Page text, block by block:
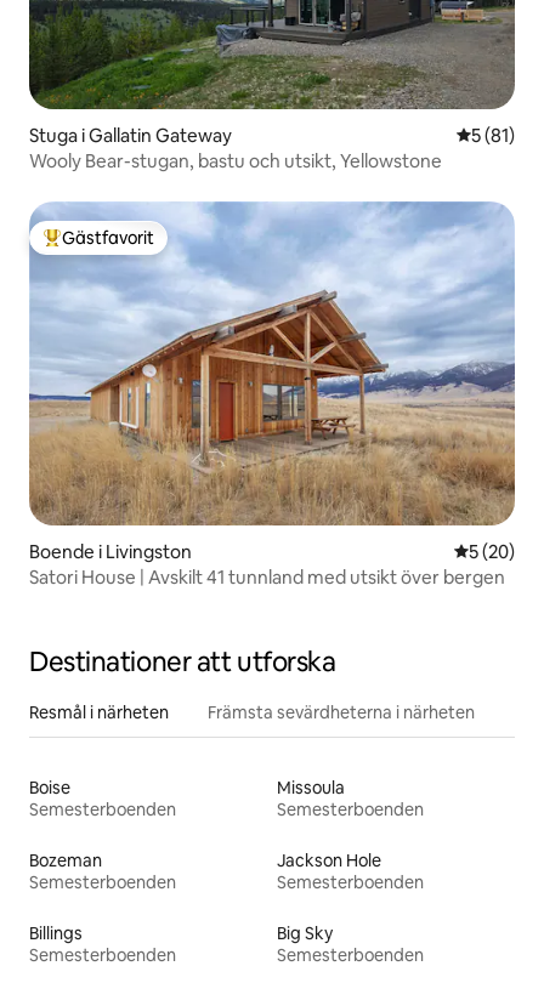
Stuga i Gallatin Gateway 5 av 5 i
5 (81)
Wooly Bear-stugan, bastu och utsikt, Yellowstone
Populär gästfavorit
Gästfavorit
Boende i Livingston 5 av 5 i
5 (20)
Satori House | Avskilt 41 tunnland med utsikt över bergen
Destinationer att utforska
Resmål i närheten Främsta sevärdheterna i närheten
Boise
Semesterboenden
Missoula
Semesterboenden
Bozeman
Semesterboenden
Jackson Hole
Semesterboenden
Billings
Semesterboenden
Big Sky
Semesterboenden